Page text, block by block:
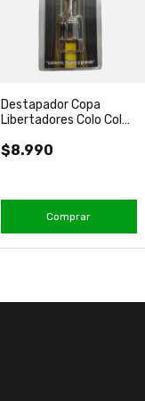
Destapador Copa
Libertadores Colo Colo
$8.990
Comprar